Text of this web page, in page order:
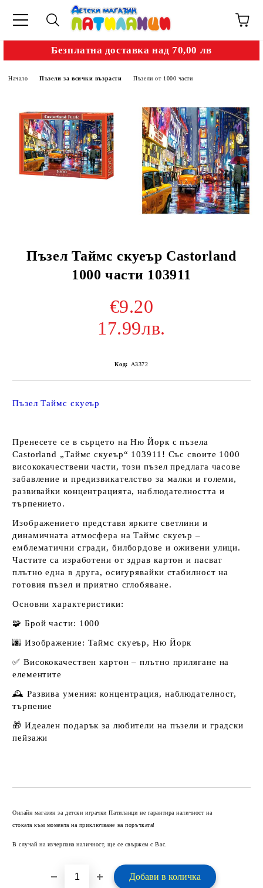
Безплатна доставка над 70,00 лв
Начало Пъзели за всички възрасти Пъзели от 1000 части
Пъзел Таймс скуеър Castorland
1000 части 103911
€9.20
17.99лв.
Код: A3372
Пъзел Таймс скуеър
Пренесете се в сърцето на Ню Йорк с пъзела
Castorland „Таймс скуеър“ 103911! Със своите 1000
висококачествени части, този пъзел предлага часове
забавление и предизвикателство за малки и големи,
развивайки концентрацията, наблюдателността и
търпението.
Изображението представя ярките светлини и
динамичната атмосфера на Таймс скуеър –
емблематични сгради, билбордове и оживени улици.
Частите са изработени от здрав картон и пасват
плътно една в друга, осигурявайки стабилност на
готовия пъзел и приятно сглобяване.
Основни характеристики:
🧩 Брой части: 1000
🌆 Изображение: Таймс скуеър, Ню Йорк
✅ Висококачествен картон – плътно прилягане на
елементите
🕰️ Развива умения: концентрация, наблюдателност,
търпение
🎁 Идеален подарък за любители на пъзели и градски
пейзажи
Онлайн магазин за детски играчки Патиланци не гарантира наличност на
стоката към момента на приключване на поръчката!
В случай на изчерпана наличност, ще се свържем с Вас.